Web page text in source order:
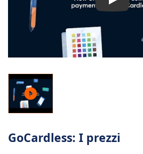
GoCardless: I prezzi